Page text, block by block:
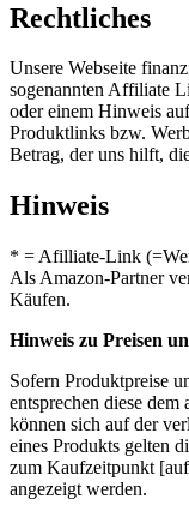
Rechtliches
Unsere Webseite
sogenannten Affiliate
oder einem Hinweis
Produktlinks bzw.
Betrag, der uns hilft,
Hinweis
* = Afilliate-Link
Als Amazon-Partner
Käufen.
Hinweis zu Preisen
Sofern Produktpreise
entsprechen diese
können sich auf der
eines Produkts gelten
zum Kaufzeitpunkt
angezeigt werden.